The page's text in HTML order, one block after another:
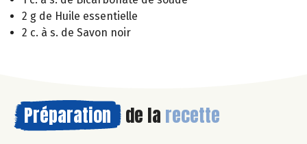
2 g de Huile essentielle
2 c. à s. de Savon noir
Préparation de la recette